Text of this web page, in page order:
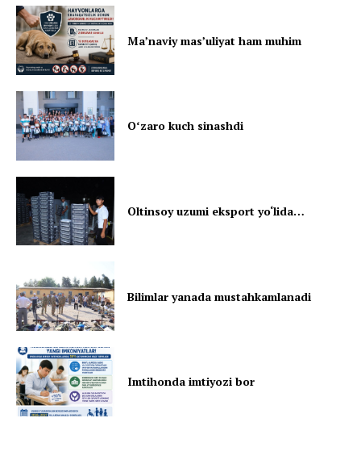
Ma’naviy mas’uliyat ham muhim
Oʻzaro kuch sinashdi
Oltinsoy uzumi eksport yo‘lida…
Bilimlar yanada mustahkamlanadi
Imtihonda imtiyozi bor